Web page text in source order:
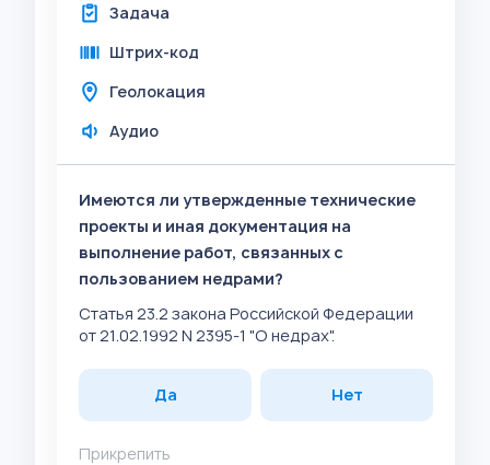
Задача
Штрих-код
Геолокация
Аудио
Имеются ли утвержденные технические
проекты и иная документация на
выполнение работ, связанных с
пользованием недрами?
Статья 23.2 закона Российской Федерации
от 21.02.1992 N 2395-1 "О недрах".
Да Нет
Прикрепить